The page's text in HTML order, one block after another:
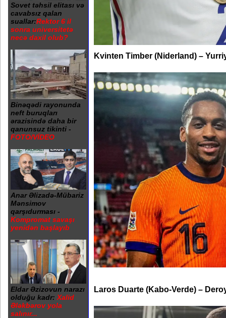
Sovet təhsil elitası və
cavabsız qalan
suallar:Rektor 6 il
sonra universitetə
necə daxil olub?
Binəqədi rayonunda
neft buruqları
ərazisində daha bir
qanunsuz tikinti -
FOTO/VİDEO
Anar Əlizadə-Mübariz
Mənsimov
qarşıdurması -
Kompromat savaşı
yenidən başlayıb
Eldar Əzizovun narazı
olduğu kadr: Xalid
Ələkbərov yola
salınır...
Kvinten Timber (Niderland) –
Laros Duarte (Kabo-Verde) –